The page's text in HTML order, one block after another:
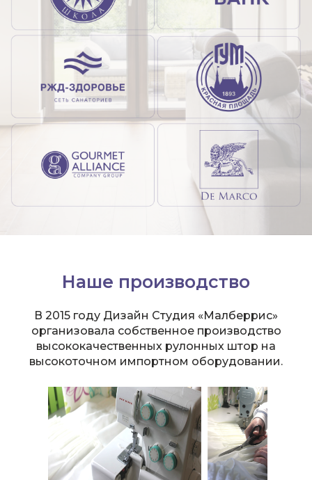
Наше производство
В 2015 году Дизайн Студия «Малберрис»
организовала собственное производство
высококачественных рулонных штор на
высокоточном импортном оборудовании.